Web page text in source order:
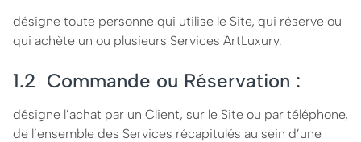
désigne toute personne qui utilise le Site, qui réserve ou
qui achète un ou plusieurs Services ArtLuxury.
1.2 Commande ou Réservation :
désigne l’achat par un Client, sur le Site ou par téléphone,
de l’ensemble des Services récapitulés au sein d’une